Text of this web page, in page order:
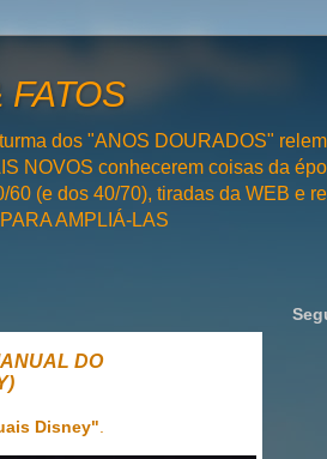
dos "ANOS DOURADOS"
NOVOS conhecerem coisas da
(e dos 40/70), tiradas da WEB e
AMPLIÁ-LAS
DO
Disney".